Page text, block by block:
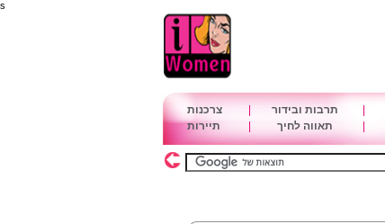
s
תרבות ובידור
צרכנות
תאווה לחיך תיירות